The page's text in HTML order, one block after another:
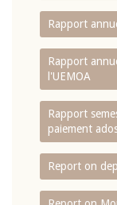
Rapport
Rapport
l'UEMOA
Rapport
paiement
Report on